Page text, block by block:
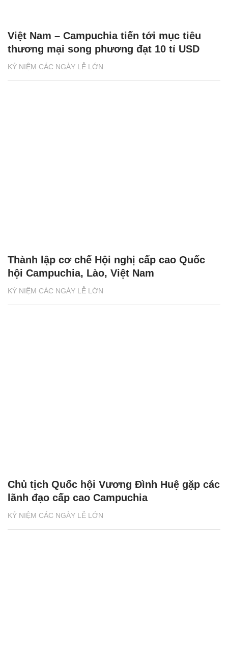
KỶ NIỆM CÁC NGÀY LỄ LỚN
Việt Nam – Campuchia tiến tới mục tiêu
thương mại song phương đạt 10 tỉ USD
KỶ NIỆM CÁC NGÀY LỄ LỚN
Thành lập cơ chế Hội nghị cấp cao Quốc
hội Campuchia, Lào, Việt Nam
KỶ NIỆM CÁC NGÀY LỄ LỚN
Chủ tịch Quốc hội Vương Đình Huệ gặp các
lãnh đạo cấp cao Campuchia